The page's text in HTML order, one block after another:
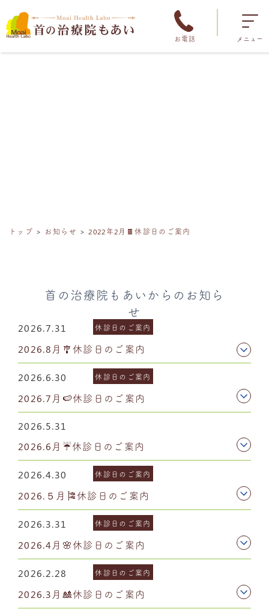
お電話 メニュー
トップ お知らせ 2022年2月🍫休診日のご案内
首の治療院もあいからのお知ら
せ
2026.7.31 休診日のご案内
2026.8月🎐休診日のご案内
2026.6.30 休診日のご案内
2026.7月🍉休診日のご案内
2026.5.31
2026.6月☔休診日のご案内
2026.4.30 休診日のご案内
2026.５月🎏休診日のご案内
2026.3.31 休診日のご案内
2026.4月🌸休診日のご案内
2026.2.28 休診日のご案内
2026.3月🎎休診日のご案内